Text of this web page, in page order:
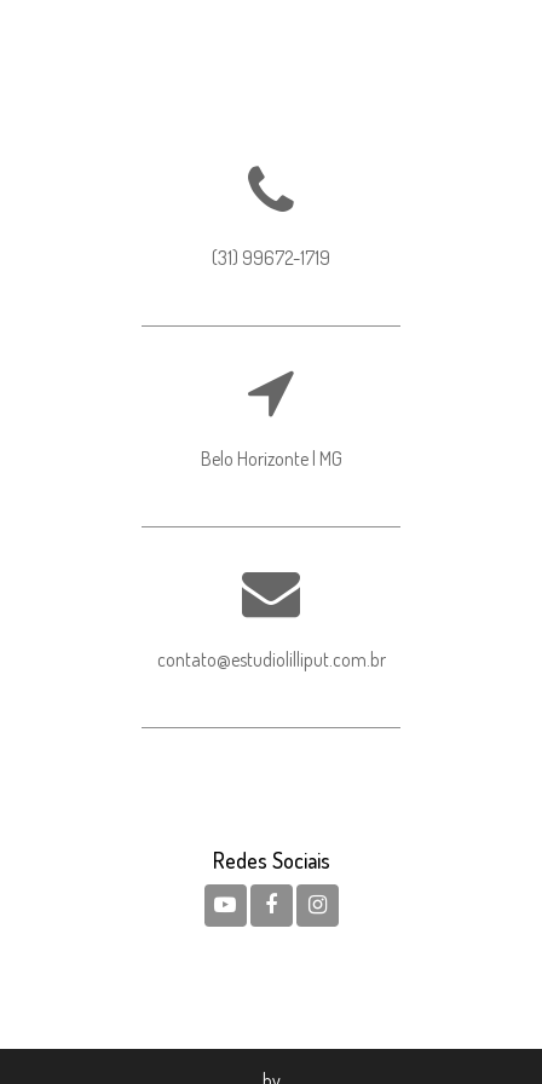
(31) 99672-1719
Belo Horizonte | MG
contato@estudiolilliput.com.br
Redes Sociais